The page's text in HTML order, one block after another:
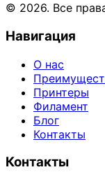
© 2026. Все
Навигация
О нас
Принтеры
Филамент
Блог
Контакты
Контакты